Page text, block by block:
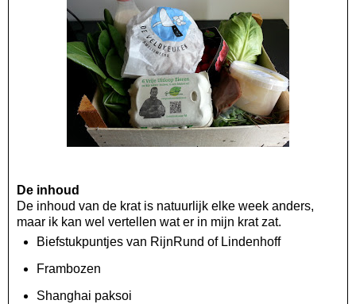
De inhoud
De inhoud van de krat is natuurlijk elke week anders,
maar ik kan wel vertellen wat er in mijn krat zat.
Biefstukpuntjes van RijnRund of Lindenhoff
Frambozen
Shanghai paksoi